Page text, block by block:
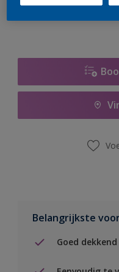
Belangrijkste
Goed dekkend